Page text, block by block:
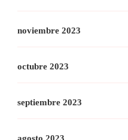
noviembre 2023
octubre 2023
septiembre 2023